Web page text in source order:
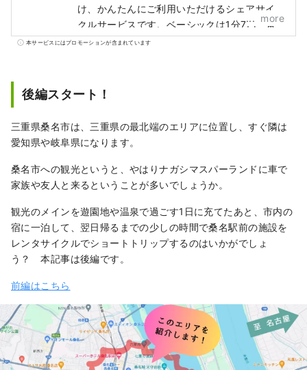
け、かんたんにご利用いただけるシェアサイ
クルサービスです。ベーシックは1分7円、電
動アシスト自転車は1分17円でご利用いただ
岡では2018年2月にサービスを開始し、現在
までに約3,000台の自転車と630ヵ所以上の駐
用をいただくまでに成長いたしました。ま
た、2020年からは名古屋市及び東京エリアで
のサービスを展開し、2022年4月より熊本市
での展開を開始しています。 1分単位の料金設
にて「ちょっとそこまで」の日常的な移動を
中心にご利用頂いております。
more
本サービスにはプロモーションが含まれています
後編スタート！
三重県桑名市は、三重県の最北端のエリアに位置し、すぐ隣は
愛知県や岐阜県になります。
桑名市への観光というと、やはりナガシマスパーランドに車で
家族や友人と来るということが多いでしょうか。
観光のメインを遊園地や温泉で過ごす1日に充てたあと、市内の
宿に一泊して、翌日帰るまでの少しの時間で桑名駅前の施設を
レンタサイクルでショートトリップするのはいかがでしょ
う？ 本記事は後編です。
前編はこちら